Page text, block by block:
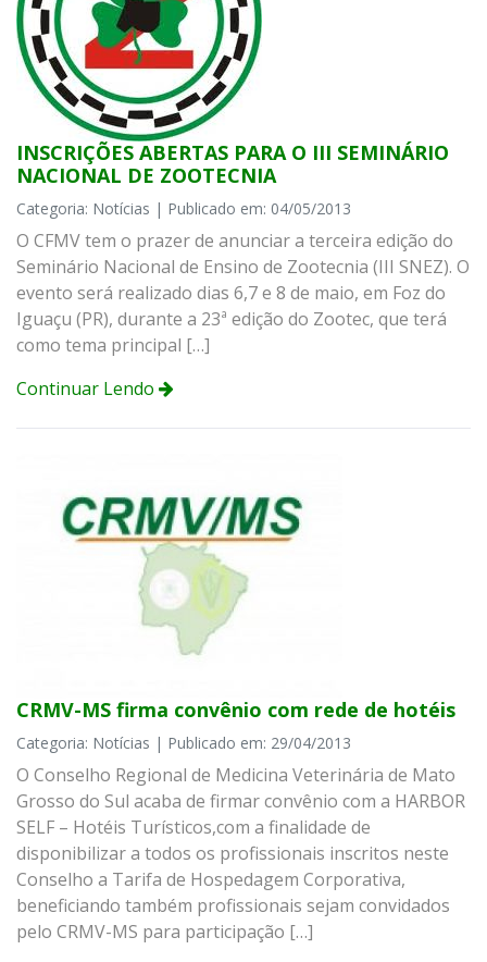
INSCRIÇÕES ABERTAS PARA O III SEMINÁRIO
NACIONAL DE ZOOTECNIA
Categoria: Notícias | Publicado em: 04/05/2013
O CFMV tem o prazer de anunciar a terceira edição do
Seminário Nacional de Ensino de Zootecnia (III SNEZ). O
evento será realizado dias 6,7 e 8 de maio, em Foz do
Iguaçu (PR), durante a 23ª edição do Zootec, que terá
como tema principal […]
Continuar Lendo
CRMV-MS firma convênio com rede de hotéis
Categoria: Notícias | Publicado em: 29/04/2013
O Conselho Regional de Medicina Veterinária de Mato
Grosso do Sul acaba de firmar convênio com a HARBOR
SELF – Hotéis Turísticos,com a finalidade de
disponibilizar a todos os profissionais inscritos neste
Conselho a Tarifa de Hospedagem Corporativa,
beneficiando também profissionais sejam convidados
pelo CRMV-MS para participação […]